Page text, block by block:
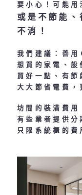
要小心！可能
或是不節能
不消！
我們建議：善
想買的家電、
買好一點、有節
大大節省電費，
坊間的裝潢費用
有些業者提供分
只限系統櫃的費